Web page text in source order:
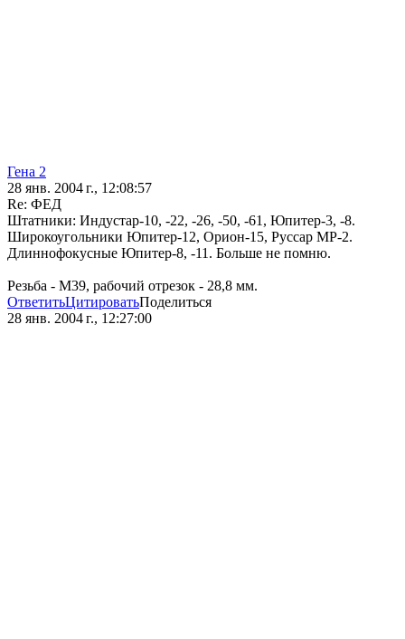
Гена 2
28 янв. 2004 г., 12:08:57
Re: ФЕД
Штатники: Индустар-10, -22, -26, -50, -61, Юпитер-3, -8.
Широкоугольники Юпитер-12, Орион-15, Руссар МР-2.
Длиннофокусные Юпитер-8, -11. Больше не помню.
Резьба - М39, рабочий отрезок - 28,8 мм.
ОтветитьЦитироватьПоделиться
28 янв. 2004 г., 12:27:00